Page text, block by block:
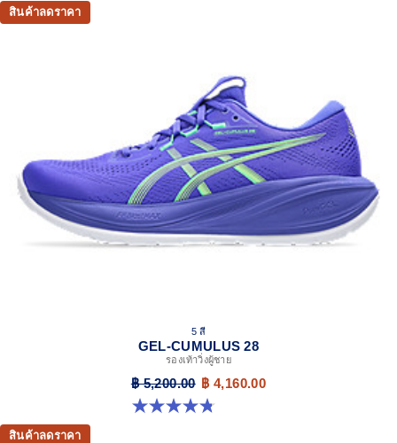
PureGEL™ technology
GEL™ technology famous. Approximately 65% softer vs
Engineered mesh upper
A lightweight, breathable mesh material that reduces the
need for additional overlays.
FLUIDRIDE™ outsole
The outsole material is blended with EVA and rubber to help
provide comfort and traction without sacrificing durability.
OrthoLite™ X-30 sockliner
A lower-density rubber placed in key areas of the outsole for
reliable grip and traction without sacrificing durability.
The sockliner is produced with the solution dyeing
process that reduces water usage by approximately
33% and carbon emissions by approximately 45%
compared to the conventional dyeing technology.
สินค้าลดราคา
5 สี
GEL-CUMULUS 28
รองเท้าวิ่งผู้ชาย
฿ 5,200.00 ฿ 4,160.00
4.8 จาก 5 ดาว 86 รีวิว
สินค้าลดราคา